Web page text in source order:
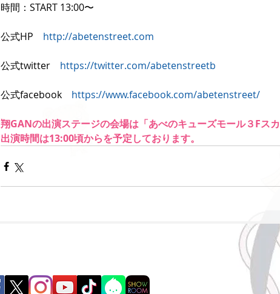
時間：START 13:00〜
公式HP http://abetenstreet.com
公式twitter https://twitter.com/abetenstreetb
公式facebook https://www.facebook.com/abetenstreet/
翔GANの出演ステージの会場は「あべのキューズモール３Fスカ
出演時間は13:00頃からを予定しております。